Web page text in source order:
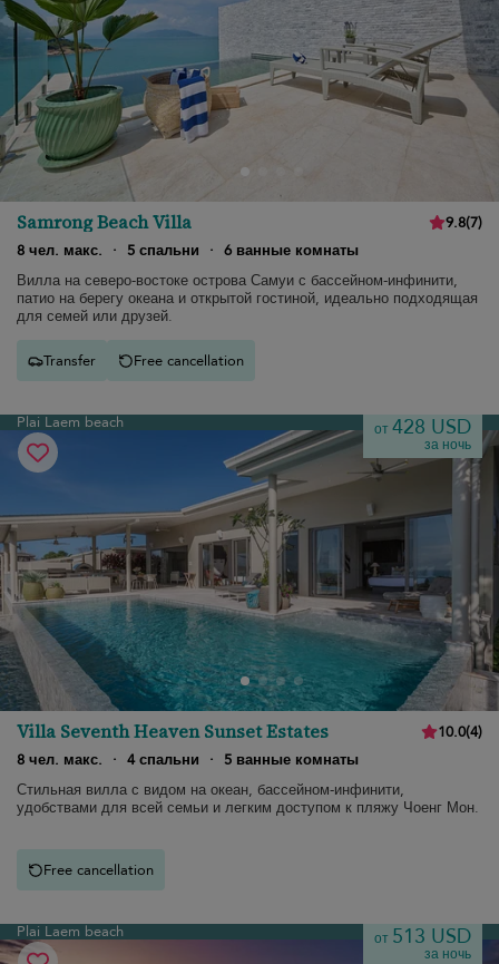
Samrong Beach Villa 9.8(7)
8 чел. макс.
· 5 спальни · 6 ванные комнаты
Вилла на северо-востоке острова Самуи с бассейном-инфинити,
патио на берегу океана и открытой гостиной, идеально подходящая
для семей или друзей.
Transfer Free cancellation
Plai Laem beach от428 USD
за ночь
Villa Seventh Heaven Sunset Estates 10.0(4)
8 чел. макс.
· 4 спальни ·
5 ванные комнаты
Стильная вилла с видом на океан, бассейном-инфинити,
удобствами для всей семьи и легким доступом к пляжу Чоенг Мон.
Free cancellation
Plai Laem beach от 513 USD
за ночь